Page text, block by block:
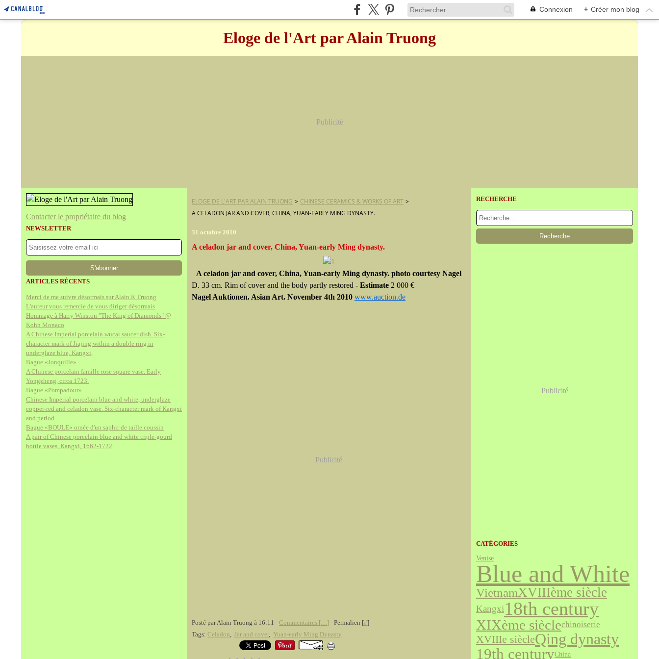
Connexion + Créer mon blog
Eloge de l'Art par Alain Truong
Publicité
Contacter le propriétaire du blog
NEWSLETTER
ARTICLES RÉCENTS
Merci de me suivre désormais sur Alain.R.Truong
L'auteur vous remercie de vous diriger désormais
Hommage à Harry Winston "The King of Diamonds" @
Kohn Monaco
A Chinese Imperial porcelain wucai saucer dish. Six-
character mark of Jiajing within a double ring in
underglaze blue, Kangxi,
Bague «Jonquille»
A Chinese porcelain famille rose square vase. Early
Yongzheng, circa 1723.
Bague «Pompadour».
Chinese Imperial porcelain blue and white, underglaze
copper-red and celadon vase. Six-character mark of Kangxi
and period
Bague «BOULE» ornée d'un saphir de taille coussin
A pair of Chinese porcelain blue and white triple-gourd
bottle vases, Kangxi, 1662-1722
ELOGE DE L'ART PAR ALAIN TRUONG > CHINESE CERAMICS & WORKS OF ART >
A CELADON JAR AND COVER, CHINA, YUAN-EARLY MING DYNASTY.
31 octobre 2010
A celadon jar and cover, China, Yuan-early Ming dynasty.
A celadon jar and cover, China, Yuan-early Ming dynasty. photo courtesy Nagel
D. 33 cm. Rim of cover and the body partly restored - Estimate 2 000 €
Nagel Auktionen. Asian Art. November 4th 2010 www.auction.de
Publicité
Posté par Alain Truong à 16:11 - Commentaires [… ] - Permalien [#]
Tags: Celadon, Jar and cover, Yuan-early Ming Dynasty
RECHERCHE
Publicité
CATÉGORIES
Venise
Blue and White
VietnamXVIIIème siècle
Kangxi18th century
XIXème sièclechinoiserie
XVIIIe siècleQing dynasty
19th centuryChina